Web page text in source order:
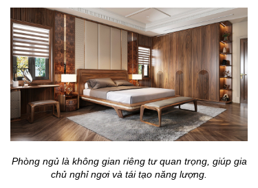
Phòng ngủ là không gian riêng tư quan trọng, giúp gia
chủ nghỉ ngơi và tái tạo năng lượng.